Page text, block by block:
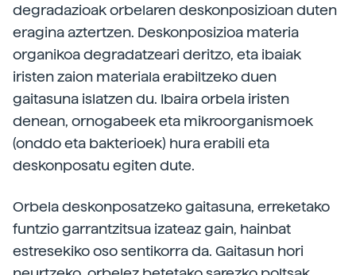
degradazioak orbelaren deskonposizioan duten
eragina aztertzen. Deskonposizioa materia
organikoa degradatzeari deritzo, eta ibaiak
iristen zaion materiala erabiltzeko duen
gaitasuna islatzen du. Ibaira orbela iristen
denean, ornogabeek eta mikroorganismoek
(onddo eta bakterioek) hura erabili eta
deskonposatu egiten dute.
Orbela deskonposatzeko gaitasuna, erreketako
funtzio garrantzitsua izateaz gain, hainbat
estresekiko oso sentikorra da. Gaitasun hori